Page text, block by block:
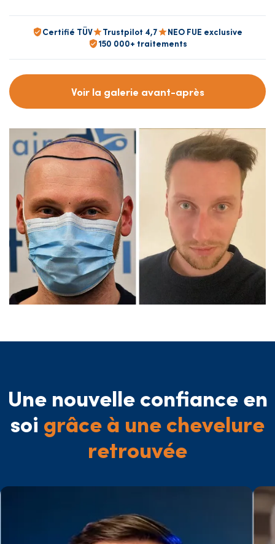
Certifié TÜV Trustpilot 4,7
NEO FUE exclusive
150 000+ traitements
Voir la galerie avant-après
Une nouvelle confiance en
soi grâce à une chevelure
retrouvée